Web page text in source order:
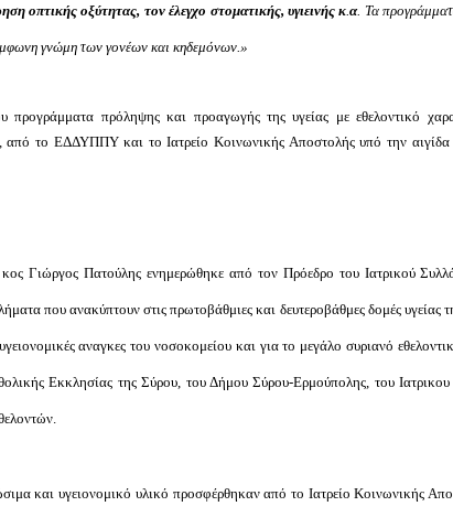
οπτικής οξύτητας, τον έλεγχο στοματικής, υγιεινής κ .α. Τα
γνώμη των γονέων και κηδεμόνων.»
πρόληψης και προαγωγής της υγείας με εθελοντικό
από το ΕΔΔΥΠΠΥ και το Ιατρείο Κοινωνικής Αποστολής υπό την
Γιώργος Πατούλης ενημερώθηκε από τον Πρόεδρο του Ιατρικού
που ανακύπτουν στις πρωτοβάθμιες και δευτεροβάθμες δομές υγείας
αναγκες του νοσοκομείου και για το μεγάλο συριανό
Εκκλησίας της Σύρου, του Δήμου Σύρου-Ερμούπολης, του
και υγειονομικό υλικό προσφέρθηκαν από το Ιατρείο Κοινωνικής